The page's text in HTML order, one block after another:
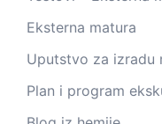
Eksterna matura
Uputstvo za izradu
Plan i program